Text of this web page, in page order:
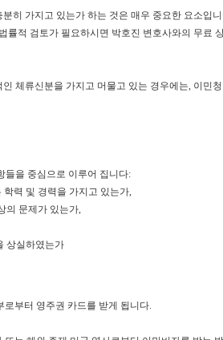
히 가지고 있는가 하는 것은 매우 중요한 요소입
적 검토가 필요하시면 박호진 변호사와의 무료
체류신분을 가지고 머물고 있는 경우에는, 이민
들을 중심으로 이루어 집니다:
력 및 경력을 가지고 있는가,
의 문제가 있는가,
상실하였는가
부터 영주권 카드를 받게 됩니다.